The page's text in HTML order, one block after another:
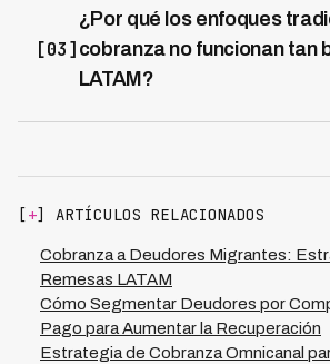
significativamente los costos
mejoran los resultados de
de IA aplicadas a la cobranza en
costos hasta en un 70% al
más eficiente, enfocándose en casos
mientras la tecnología maneja
[03]
¿Por qué los enfoques
cobranza no funcionan tan
LATAM?
económica, informalidad laboral y
de pago. Plataformas como Kleva que
regionales y aplican modelos de IA que
cada contexto local, resultando en
que estrategias genéricas. Esta
combinada con automatización
permite lograr una tasa de
[ +] ARTÍCULOS RELACIONADOS
Cobranza a Deudores Migrantes:
Remesas LATAM
Cómo Segmentar Deudores por
Pago para Aumentar la Recuperación
Estrategia de Cobranza Omnicanal